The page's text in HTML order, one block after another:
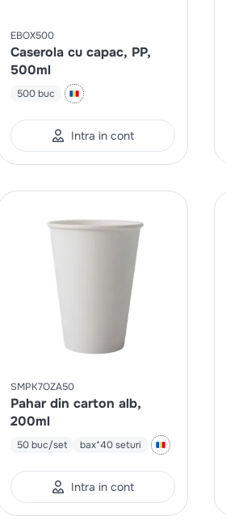
EBOX500
Caserola cu capac, PP,
500ml
500 buc
Intra in cont
SMPK7OZA50
Pahar din carton alb,
200ml
50 buc/set bax*40 seturi
Intra in cont